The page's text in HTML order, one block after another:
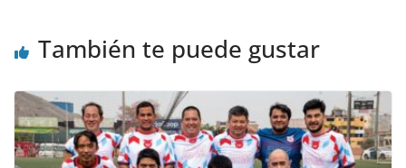
También te puede gustar